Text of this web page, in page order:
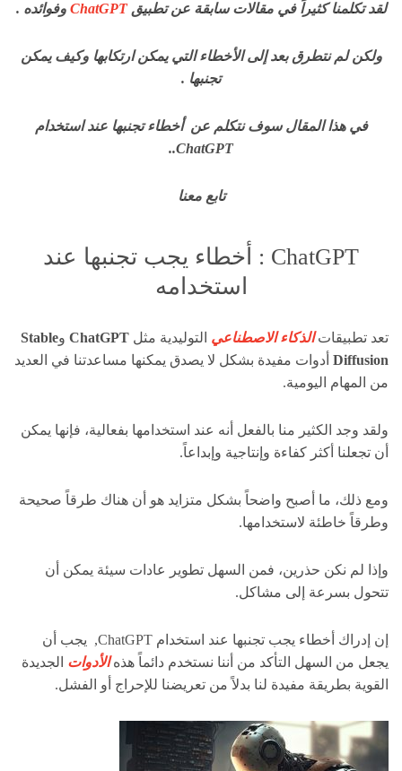
لقد تكلمنا كثيراً في مقالات سابقة عن تطبيقChatGPT وفوائده .
ولكن لم نتطرق بعد إلى الأخطاء التي يمكن ارتكابها وكيف يمكن
تجنبها .
في هذا المقال سوف نتكلم عن أخطاء تجنبها عند استخدام
ChatGPT..
تابع معنا
ChatGPT : أخطاء يجب تجنبها عند
استخدامه
تعد تطبيقاتالذكاء الاصطناعي التوليدية مثل ChatGPT وStable
Diffusion أدوات مفيدة بشكل لا يصدق يمكنها مساعدتنا في العديد
من المهام اليومية.
ولقد وجد الكثير منا بالفعل أنه عند استخدامها بفعالية، فإنها يمكن
أن تجعلنا أكثر كفاءة وإنتاجية وإبداعاً.
ومع ذلك، ما أصبح واضحاً بشكل متزايد هو أن هناك طرقاً صحيحة
وطرقاً خاطئة لاستخدامها.
وإذا لم نكن حذرين، فمن السهل تطوير عادات سيئة يمكن أن
تتحول بسرعة إلى مشاكل.
إن إدراك أخطاء يجب تجنبها عند استخدام ChatGPT, يجب أن
يجعل من السهل التأكد من أننا نستخدم دائماً هذهالأدوات الجديدة
القوية بطريقة مفيدة لنا بدلاً من تعريضنا للإحراج أو الفشل.